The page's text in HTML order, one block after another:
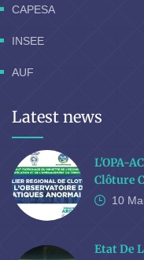
CAPESA
INSEE
AUF
Latest news
L'OPA-
Clôture
10
Etat De